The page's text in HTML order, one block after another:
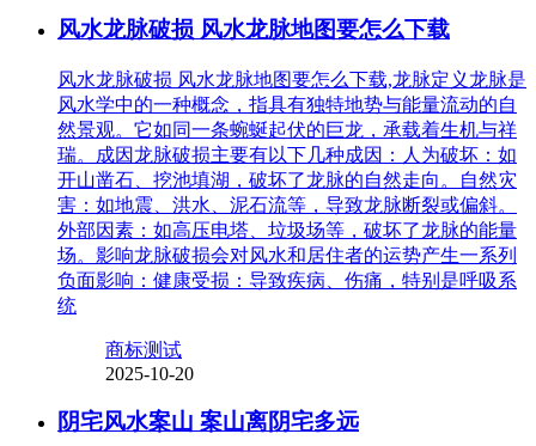
风水龙脉破损 风水龙脉地图要怎么下载
风水龙脉破损 风水龙脉地图要怎么下载,龙脉定义龙脉是
风水学中的一种概念，指具有独特地势与能量流动的自
然景观。它如同一条蜿蜒起伏的巨龙，承载着生机与祥
瑞。成因龙脉破损主要有以下几种成因：人为破坏：如
开山凿石、挖池填湖，破坏了龙脉的自然走向。自然灾
害：如地震、洪水、泥石流等，导致龙脉断裂或偏斜。
外部因素：如高压电塔、垃圾场等，破坏了龙脉的能量
场。影响龙脉破损会对风水和居住者的运势产生一系列
负面影响：健康受损：导致疾病、伤痛，特别是呼吸系
统
商标测试
2025-10-20
阴宅风水案山 案山离阴宅多远